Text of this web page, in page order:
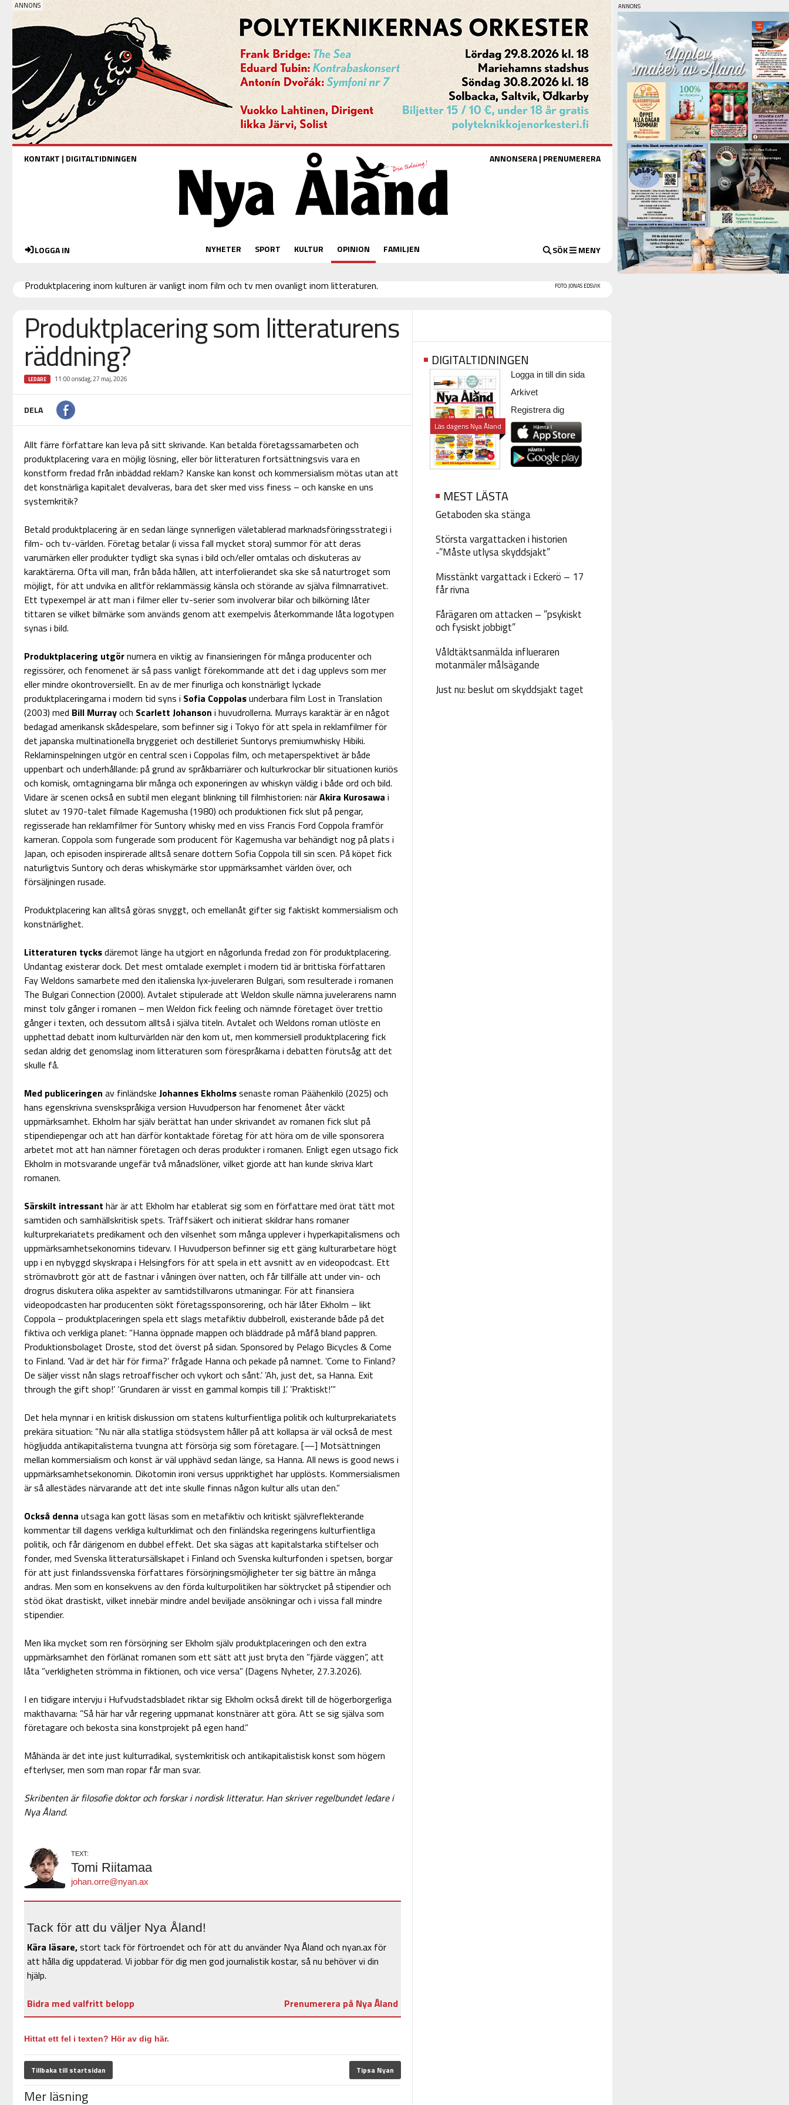
KONTAKT | DIGITALTIDNINGEN ANNONSERA| PRENUMERERA
LOGGA IN NYHETER SPORT KULTUR OPINION FAMILJEN SÖK MENY
FOTO: JONAS EDSVIK
Produktplacering inom kulturen är vanligt inom film och tv men ovanligt inom litteraturen.
Produktplacering som litteraturens
räddning?
LEDARE 11:00 onsdag, 27 maj, 2026
DELA
Allt färre författare kan leva på sitt skrivande. Kan betalda företagssamarbeten och
produktplacering vara en möjlig lösning, eller bör litteraturen fortsättningsvis vara en
konstform fredad från inbäddad reklam? Kanske kan konst och kommersialism mötas utan att
det konstnärliga kapitalet devalveras, bara det sker med viss finess – och kanske en uns
systemkritik?
Betald produktplacering är en sedan länge synnerligen väletablerad marknadsföringsstrategi i
film- och tv-världen. Företag betalar (i vissa fall mycket stora) summor för att deras
varumärken eller produkter tydligt ska synas i bild och/eller omtalas och diskuteras av
karaktärerna. Ofta vill man, från båda hållen, att interfolierandet ska ske så naturtroget som
möjligt, för att undvika en alltför reklammässig känsla och störande av själva filmnarrativet.
Ett typexempel är att man i filmer eller tv-serier som involverar bilar och bilkörning låter
tittaren se vilket bilmärke som används genom att exempelvis återkommande låta logotypen
synas i bild.
Produktplacering utgörnumera en viktig av finansieringen för många producenter och
regissörer, och fenomenet är så pass vanligt förekommande att det i dag upplevs som mer
eller mindre okontroversiellt. En av de mer finurliga och konstnärligt lyckade
produktplaceringarna i modern tid syns i Sofia Coppolasunderbara film Lost in Translation
(2003) med Bill Murrayoch Scarlett Johanson i huvudrollerna. Murrays karaktär är en något
bedagad amerikansk skådespelare, som befinner sig i Tokyo för att spela in reklamfilmer för
det japanska multinationella bryggeriet och destilleriet Suntorys premiumwhisky Hibiki.
Reklaminspelningen utgör en central scen i Coppolas film, och metaperspektivet är både
uppenbart och underhållande: på grund av språkbarriärer och kulturkrockar blir situationen kuriös
och komisk, omtagningarna blir många och exponeringen av whiskyn väldig i både ord och bild.
Vidare är scenen också en subtil men elegant blinkning till filmhistorien: närAkira Kurosawa i
slutet av 1970-talet filmade Kagemusha (1980) och produktionen fick slut på pengar,
regisserade han reklamfilmer för Suntory whisky med en viss Francis Ford Coppola framför
kameran. Coppola som fungerade som producent för Kagemusha var behändigt nog på plats i
Japan, och episoden inspirerade alltså senare dottern Sofia Coppola till sin scen. På köpet fick
naturligtvis Suntory och deras whiskymärke stor uppmärksamhet världen över, och
försäljningen rusade.
Produktplacering kan alltså göras snyggt, och emellanåt gifter sig faktiskt kommersialism och
konstnärlighet.
Litteraturen tycksdäremot länge ha utgjort en någorlunda fredad zon för produktplacering.
Undantag existerar dock. Det mest omtalade exemplet i modern tid är brittiska författaren
Fay Weldons samarbete med den italienska lyx-juveleraren Bulgari, som resulterade i romanen
The Bulgari Connection (2000). Avtalet stipulerade att Weldon skulle nämna juvelerarens namn
minst tolv gånger i romanen – men Weldon fick feeling och nämnde företaget över trettio
gånger i texten, och dessutom alltså i själva titeln. Avtalet och Weldons roman utlöste en
upphettad debatt inom kulturvärlden när den kom ut, men kommersiell produktplacering fick
sedan aldrig det genomslag inom litteraturen som förespråkarna i debatten förutsåg att det
skulle få.
Med publiceringen av finländske Johannes Ekholmssenaste roman Päähenkilö (2025) och
hans egenskrivna svenskspråkiga version Huvudperson har fenomenet åter väckt
uppmärksamhet. Ekholm har själv berättat han under skrivandet av romanen fick slut på
stipendiepengar och att han därför kontaktade företag för att höra om de ville sponsorera
arbetet mot att han nämner företagen och deras produkter i romanen. Enligt egen utsago fick
Ekholm in motsvarande ungefär två månadslöner, vilket gjorde att han kunde skriva klart
romanen.
Särskilt intressant här är att Ekholm har etablerat sig som en författare med örat tätt mot
samtiden och samhällskritisk spets. Träffsäkert och initierat skildrar hans romaner
kulturprekariatets predikament och den vilsenhet som många upplever i hyperkapitalismens och
uppmärksamhetsekonomins tidevarv. I Huvudperson befinner sig ett gäng kulturarbetare högt
upp i en nybyggd skyskrapa i Helsingfors för att spela in ett avsnitt av en videopodcast. Ett
strömavbrott gör att de fastnar i våningen över natten, och får tillfälle att under vin- och
drogrus diskutera olika aspekter av samtidstillvarons utmaningar. För att finansiera
videopodcasten har producenten sökt företagssponsorering, och här låter Ekholm – likt
Coppola – produktplaceringen spela ett slags metafiktiv dubbelroll, existerande både på det
fiktiva och verkliga planet: ”Hanna öppnade mappen och bläddrade på måfå bland pappren.
Produktionsbolaget Droste, stod det överst på sidan. Sponsored by Pelago Bicycles & Come
to Finland. ’Vad är det här för firma?’ frågade Hanna och pekade på namnet. ’Come to Finland?
De säljer visst nån slags retroaffischer och vykort och sånt.’ ’Ah, just det, sa Hanna. Exit
through the gift shop!’ ‘Grundaren är visst en gammal kompis till J.’ ’Praktiskt!’”
Det hela mynnar i en kritisk diskussion om statens kulturfientliga politik och kulturprekariatets
prekära situation: ”Nu när alla statliga stödsystem håller på att kollapsa är väl också de mest
högljudda antikapitalisterna tvungna att försörja sig som företagare. [—] Motsättningen
mellan kommersialism och konst är väl upphävd sedan länge, sa Hanna. All news is good news i
uppmärksamhetsekonomin. Dikotomin ironi versus uppriktighet har upplösts. Kommersialismen
är så allestädes närvarande att det inte skulle finnas någon kultur alls utan den.”
Också denna utsaga kan gott läsas som en metafiktiv och kritiskt självreflekterande
kommentar till dagens verkliga kulturklimat och den finländska regeringens kulturfientliga
politik, och får därigenom en dubbel effekt. Det ska sägas att kapitalstarka stiftelser och
fonder, med Svenska litteratursällskapet i Finland och Svenska kulturfonden i spetsen, borgar
för att just finlandssvenska författares försörjningsmöjligheter ter sig bättre än många
andras. Men som en konsekvens av den förda kulturpolitiken har söktrycket på stipendier och
stöd ökat drastiskt, vilket innebär mindre andel beviljade ansökningar och i vissa fall mindre
stipendier.
Men lika mycket som ren försörjning ser Ekholm själv produktplaceringen och den extra
uppmärksamhet den förlänat romanen som ett sätt att just bryta den ”fjärde väggen”, att
låta ”verkligheten strömma in fiktionen, och vice versa” (Dagens Nyheter, 27.3.2026).
I en tidigare intervju i Hufvudstadsbladet riktar sig Ekholm också direkt till de högerborgerliga
makthavarna: ”Så här har vår regering uppmanat konstnärer att göra. Att se sig själva som
företagare och bekosta sina konstprojekt på egen hand.”
Måhända är det inte just kulturradikal, systemkritisk och antikapitalistisk konst som högern
efterlyser, men som man ropar får man svar.
Skribenten är filosofie doktor och forskar i nordisk litteratur. Han skriver regelbundet ledare i
Nya Åland.
TEXT:
Tomi Riitamaa
johan.orre@nyan.ax
Tack för att du väljer Nya Åland!
Kära läsare,stort tack för förtroendet och för att du använder Nya Åland och nyan.ax för
att hålla dig uppdaterad. Vi jobbar för dig men god journalistik kostar, så nu behöver vi din
hjälp.
Bidra med valfritt belopp
Prenumerera på Nya Åland
Hittat ett fel i texten? Hör av dig här.
Tillbaka till startsidan Tipsa Nyan
Mer läsning
DIGITALTIDNINGEN
Läs dagens Nya Åland
Logga in till din sida
Arkivet
Registrera dig
MEST LÄSTA
Getaboden ska stänga
Största vargattacken i historien
-”Måste utlysa skyddsjakt”
Misstänkt vargattack i Eckerö – 17
får rivna
Fårägaren om attacken – ”psykiskt
och fysiskt jobbigt”
Våldtäktsanmälda influeraren
motanmäler målsägande
Just nu: beslut om skyddsjakt taget